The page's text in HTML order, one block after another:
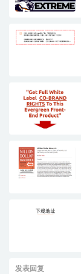
发表回复